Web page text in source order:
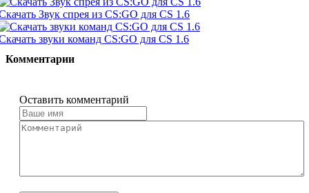
Звук спрея из CS:GO для CS 1.6
звуки команд CS:GO для CS 1.6
Комментарии
Оставить комментарий